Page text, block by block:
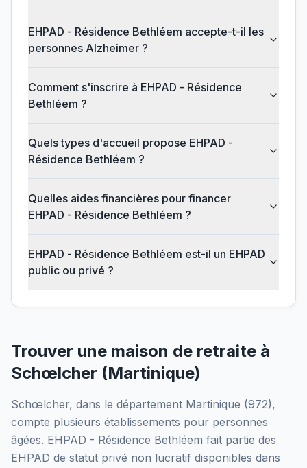
EHPAD - Résidence Bethléem accepte-t-il les
personnes Alzheimer ?
Comment s'inscrire à EHPAD - Résidence
Bethléem ?
Quels types d'accueil propose EHPAD -
Résidence Bethléem ?
Quelles aides financières pour financer
EHPAD - Résidence Bethléem ?
EHPAD - Résidence Bethléem est-il un EHPAD
public ou privé ?
Trouver une maison de retraite à
Schœlcher (Martinique)
Schœlcher, dans le département Martinique (972),
compte plusieurs établissements pour personnes
âgées. EHPAD - Résidence Bethléem fait partie des
EHPAD de statut privé non lucratif disponibles dans